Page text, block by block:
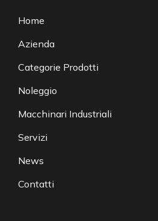
Home
Azienda
Categorie Prodotti
Noleggio
Macchinari Industriali
Servizi
News
Contatti